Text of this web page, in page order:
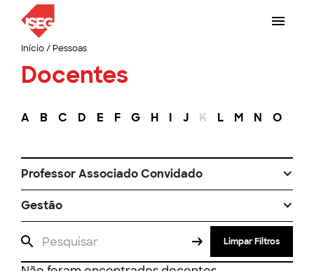
Início/ Pessoas
Docentes
A B C D E F G H I J K L M N O
Professor Associado Convidado
Gestão
Limpar Filtros